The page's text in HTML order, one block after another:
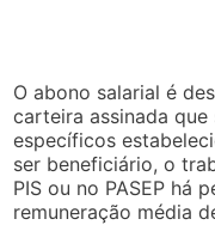
O abono salarial é
carteira assinada
específicos
ser beneficiário, o
PIS ou no PASEP há
remuneração média